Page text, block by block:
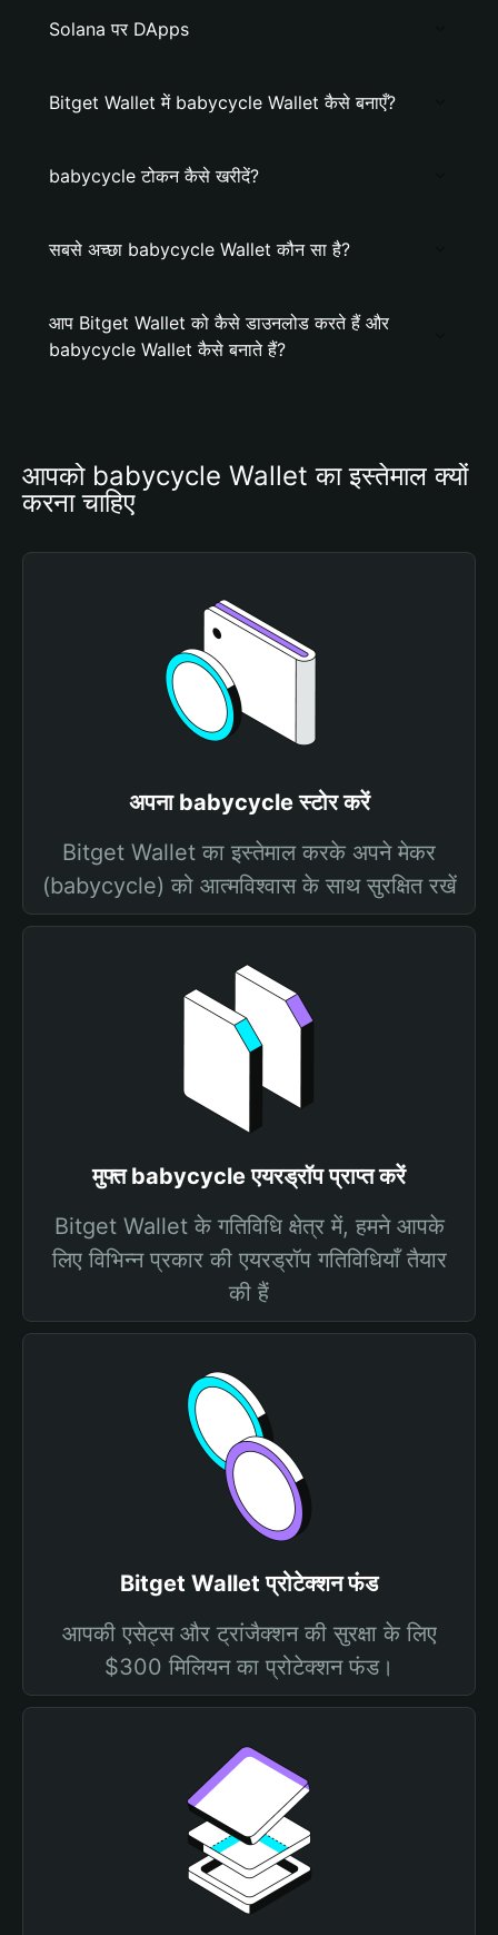
Solana पर DApps
Bitget Wallet में babycycle Wallet कैसे बनाएँ?
babycycle टोकन कैसे खरीदें?
सबसे अच्छा babycycle Wallet कौन सा है?
आप Bitget Wallet को कैसे डाउनलोड करते हैं और
babycycle Wallet कैसे बनाते हैं?
आपको babycycle Wallet का इस्तेमाल क्यों
करना चाहिए
अपना babycycle स्टोर करें
Bitget Wallet का इस्तेमाल करके अपने मेकर
(babycycle) को आत्मविश्वास के साथ सुरक्षित रखें
मुफ्त babycycle एयरड्रॉप प्राप्त करें
Bitget Wallet के गतिविधि क्षेत्र में, हमने आपके
लिए विभिन्न प्रकार की एयरड्रॉप गतिविधियाँ तैयार
की हैं
Bitget Wallet प्रोटेक्शन फंड
आपकी एसेट्स और ट्रांजैक्शन की सुरक्षा के लिए
$300 मिलियन का प्रोटेक्शन फंड।